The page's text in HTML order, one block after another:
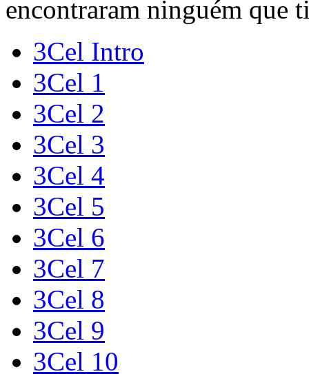
encontraram ninguém que
3Cel Intro
3Cel 1
3Cel 2
3Cel 3
3Cel 4
3Cel 5
3Cel 6
3Cel 7
3Cel 8
3Cel 9
3Cel 10